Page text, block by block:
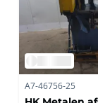
A7-46756-25